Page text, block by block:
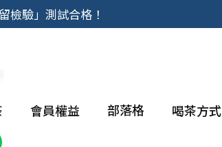
檢驗」測試合格！
會員權益 部落格 喝茶方式